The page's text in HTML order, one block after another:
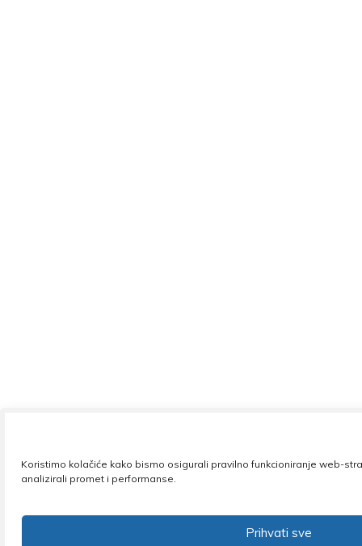
Koristimo kolačiće kako bismo osigurali pravilno funkcioniranje web-
analizirali promet i performanse.
Prihvati sve